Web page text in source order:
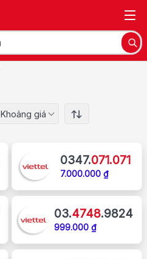
Khoảng giá
0347.071.071
7.000.000 ₫
03.4748.9824
999.000 ₫